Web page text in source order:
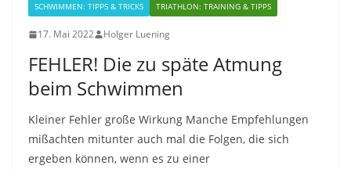
SCHWIMMEN: TIPPS & TRICKS TRIATHLON: TRAINING & TIPPS
17. Mai 2022 Holger Luening
FEHLER! Die zu späte Atmung
beim Schwimmen
Kleiner Fehler große Wirkung Manche Empfehlungen
mißachten mitunter auch mal die Folgen, die sich
ergeben können, wenn es zu einer